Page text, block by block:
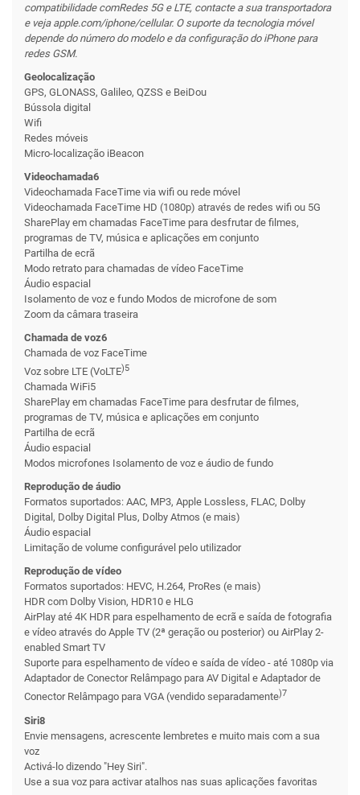
compatibilidade comRedes 5G e LTE, contacte a sua transportadora
e veja apple.com/iphone/cellular. O suporte da tecnologia móvel
depende do número do modelo e da configuração do iPhone para
redes GSM.
Geolocalização
GPS, GLONASS, Galileo, QZSS e BeiDou
Bússola digital
Wifi
Redes móveis
Micro-localização iBeacon
Videochamada6
Videochamada FaceTime via wifi ou rede móvel
Videochamada FaceTime HD (1080p) através de redes wifi ou 5G
SharePlay em chamadas FaceTime para desfrutar de filmes,
programas de TV, música e aplicações em conjunto
Partilha de ecrã
Modo retrato para chamadas de vídeo FaceTime
Áudio espacial
Isolamento de voz e fundo Modos de microfone de som
Zoom da câmara traseira
Chamada de voz6
Chamada de voz FaceTime
Voz sobre LTE (VoLTE)5
Chamada WiFi5
SharePlay em chamadas FaceTime para desfrutar de filmes,
programas de TV, música e aplicações em conjunto
Partilha de ecrã
Áudio espacial
Modos microfones Isolamento de voz e áudio de fundo
Reprodução de áudio
Formatos suportados: AAC, MP3, Apple Lossless, FLAC, Dolby
Digital, Dolby Digital Plus, Dolby Atmos (e mais)
Áudio espacial
Limitação de volume configurável pelo utilizador
Reprodução de vídeo
Formatos suportados: HEVC, H.264, ProRes (e mais)
HDR com Dolby Vision, HDR10 e HLG
AirPlay até 4K HDR para espelhamento de ecrã e saída de fotografia
e vídeo através do Apple TV (2ª geração ou posterior) ou AirPlay 2-
enabled Smart TV
Suporte para espelhamento de vídeo e saída de vídeo - até 1080p via
Adaptador de Conector Relâmpago para AV Digital e Adaptador de
Conector Relâmpago para VGA (vendido separadamente)7
Siri8
Envie mensagens, acrescente lembretes e muito mais com a sua
voz
Activá-lo dizendo "Hey Siri".
Use a sua voz para activar atalhos nas suas aplicações favoritas